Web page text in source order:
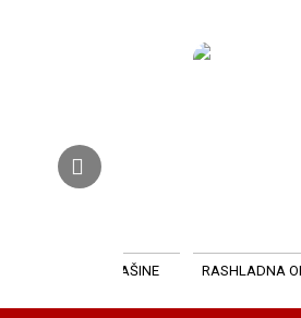
APARATI I MAŠINE RASHLADNA